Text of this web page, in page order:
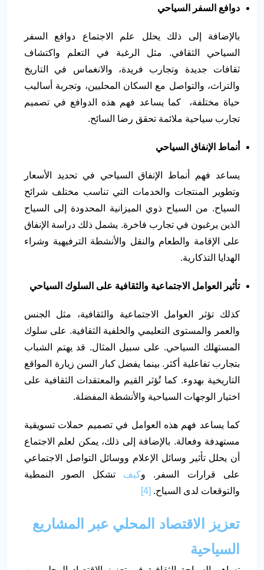
دوافع السفر السياحي
بالإضافة إلى ذلك يحلل علم الاجتماع دوافع السفر
السياحي الثقافي. مثل الرغبة في التعلم واكتشاف
ثقافات جديدة وتجارب فريدة، والانغماس في التاريخ
والتراث، والتواصل مع السكان المحليين، وتجربة أساليب
حياة مختلفة، كما يساعد فهم هذه الدوافع في تصميم
تجارب سياحية ملائمة تحقق رضا السائح.
أنماط الإنفاق السياحي
يساعد فهم أنماط الإنفاق السياحي في تحديد الأسعار
وتطوير المنتجات والخدمات التي تناسب مختلف شرائح
السياح. من السياح ذوي الميزانية المحدودة إلى السياح
الذين يرغبون في تجارب فاخرة. يشمل ذلك دراسة الإنفاق
على الإقامة والطعام والنقل والأنشطة الترفيهية وشراء
الهدايا التذكارية.
تأثير العوامل الاجتماعية والثقافية على السلوك السياحي
كذلك تؤثر العوامل الاجتماعية والثقافية، مثل الجنس
والعمر والمستوى التعليمي والخلفية الثقافية. على سلوك
المستهلك السياحي. على سبيل المثال. قد يهتم الشباب
بتجارب تفاعلية أكثر. بينما يفضل كبار السن زيارة المواقع
التاريخية بهدوء. كما تُؤثر القيم والمعتقدات الثقافية على
اختيار الوجهات السياحية والأنشطة المفضلة.
كما يساعد فهم هذه العوامل في تصميم حملات تسويقية
مستهدفة وفعالة. بالإضافة إلى ذلك، يمكن لعلم الاجتماع
أن يحلل تأثير وسائل الإعلام ووسائل التواصل الاجتماعي
على قرارات السفر. وكيف تشكل الصور النمطية
والتوقعات لدى السياح. [4]
تعزيز الاقتصاد المحلي عبر المشاريع
السياحية